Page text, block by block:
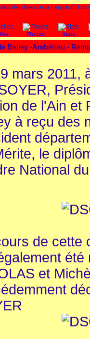
Photos Stats
Belley -Ambérieu -
mars 2011,
de l'Ain et
à reçu des
le
National
de cette
et